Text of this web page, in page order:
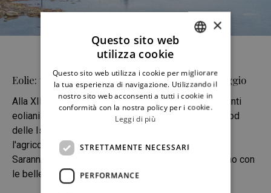
Eolie: torna “Salina Isola Slow”, dal 27 al 29 maggio
Alla XIII edizione, Salina Isola Slow è uno tra gli eventi
eoliani più attesi dell'anno. Curato dal team Slow Food
delle Isole, promuove il turismo enogastronomico,
l'agricoltura sostenibile, la pesca, le tradizioni locali.
Saranno tre giorni ricchi di appuntamenti, in un tutt'uno con
le bellezze
ENGLISH
×
Questo sito web
utilizza cookie
Questo sito web utilizza i cookie per migliorare
la tua esperienza di navigazione. Utilizzando il
nostro sito web acconsenti a tutti i cookie in
conformità con la nostra policy per i cookie.
Leggi di più
STRETTAMENTE NECESSARI
PERFORMANCE